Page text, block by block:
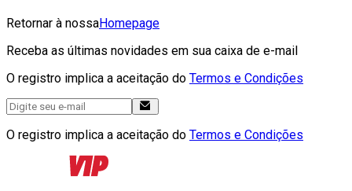
Retornar à nossaHomepage
Receba as últimas novidades em sua caixa de e-mail
O registro implica a aceitação do Termos e Condições
O registro implica a aceitação do Termos e Condições